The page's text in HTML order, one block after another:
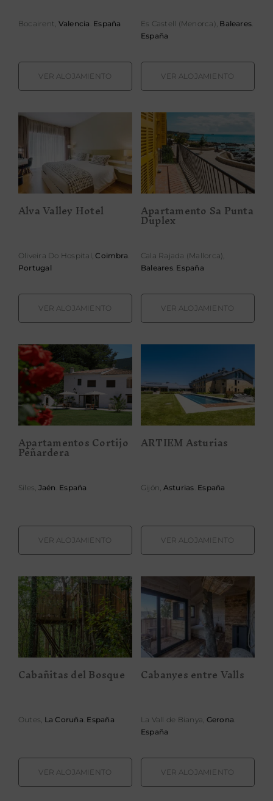
PROPÓSITO
ÁREA HOTELES
Bocairent, Valencia . España
VER ALOJAMIENTO
Es Castell (Menorca), Baleares.
España
VER ALOJAMIENTO
Alva Valley
Hotel
Alva Valley Hotel
Oliveira Do Hospital,Coimbra.
Portugal
VER ALOJAMIENTO
Apartamento
Sa Punta
Duplex
Apartamento Sa Punta
Duplex
Cala Rajada (Mallorca),
Baleares. España
VER ALOJAMIENTO
Apartamentos
Cortijo
Peñardera
Apartamentos Cortijo
Peñardera
Siles, Jaén . España
VER ALOJAMIENTO
ARTIEM
Asturias
ARTIEM Asturias
Gijón, Asturias. España
VER ALOJAMIENTO
Cabañitas del
Bosque
Cabañitas del Bosque
Outes, La Coruña. España
VER ALOJAMIENTO
Cabanyes entre
Valls
Cabanyes entre Valls
La Vall de Bianya, Gerona.
España
VER ALOJAMIENTO